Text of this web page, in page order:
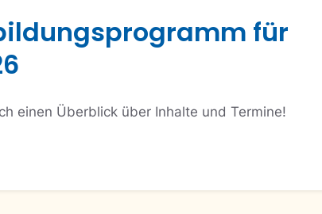
für
einen Überblick über Inhalte und Termine!